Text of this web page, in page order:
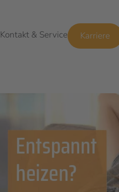
Kontakt & Service Karriere